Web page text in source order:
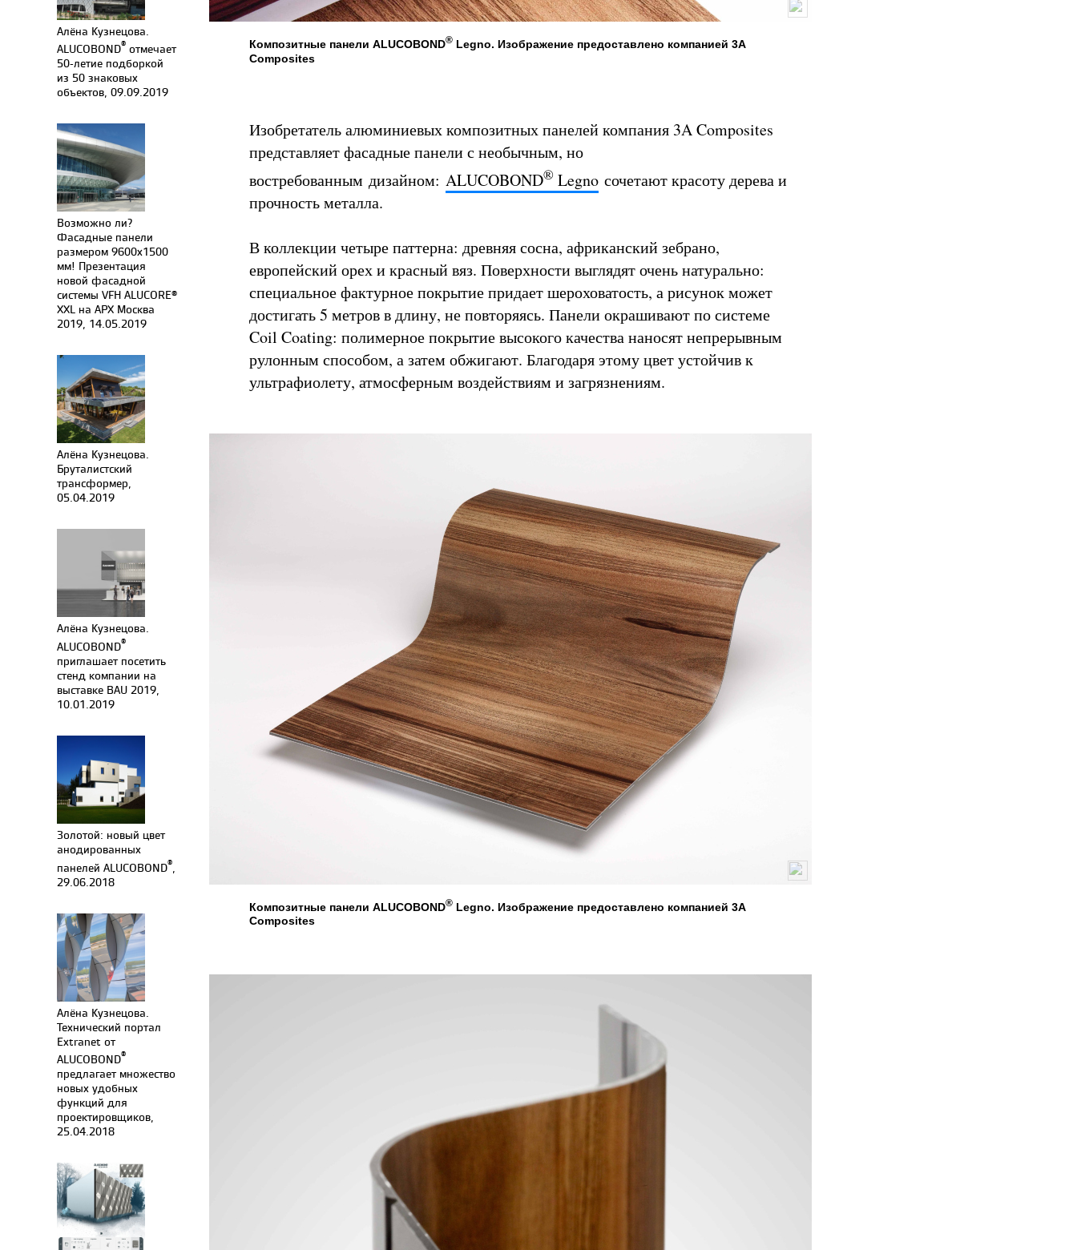
Алёна Кузнецова.
ALUCOBOND® отмечает
50-летие подборкой
из 50 знаковых
объектов, 09.09.2019
Возможно ли?
Фасадные панели
размером 9600х1500
мм! Презентация
новой фасадной
системы VFH ALUCORE®
XXL на АРХ Москва
2019, 14.05.2019
Алёна Кузнецова.
Бруталистский
трансформер,
05.04.2019
Алёна Кузнецова.
ALUCOBOND®
приглашает посетить
стенд компании на
выставке BAU 2019,
10.01.2019
Золотой: новый цвет
анодированных
панелей ALUCOBOND®
29.06.2018
Алёна Кузнецова.
Технический портал
Extranet от
ALUCOBOND®
предлагает множество
новых удобных
функций для
проектировщиков,
25.04.2018
Композитные панели ALUCOBOND® Legno. Изображение предоставлено компанией 3A
Composites
Изобретатель алюминиевых композитных панелей компания 3A Composites
представляет фасадные панели с необычным, но
востребованным дизайном: ALUCOBOND® Legno сочетают красоту дерева и
прочность металла.
В коллекции четыре паттерна: древняя сосна, африканский зебрано,
европейский орех и красный вяз. Поверхности выглядят очень натурально:
специальное фактурное покрытие придает шероховатость, а рисунок может
достигать 5 метров в длину, не повторяясь. Панели окрашивают по системе
Coil Coating: полимерное покрытие высокого качества наносят непрерывным
рулонным способом, а затем обжигают. Благодаря этому цвет устойчив к
ультрафиолету, атмосферным воздействиям и загрязнениям.
Композитные панели ALUCOBOND® Legno. Изображение предоставлено компанией 3A
Composites